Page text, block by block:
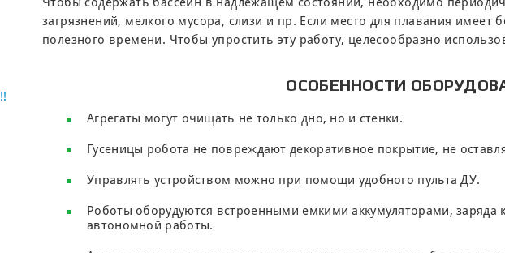
загрязнений, мелкого мусора, слизи и пр. Если место для плавания
полезного времени. Чтобы упростить эту работу, целесообразно
ОСОБЕННОСТИ
Агрегаты могут очищать не только дно, но и стенки.
Гусеницы робота не повреждают декоративное покрытие, не
Управлять устройством можно при помощи удобного пульта ДУ.
Роботы оборудуются встроенными емкими аккумуляторами, заряда
автономной работы.